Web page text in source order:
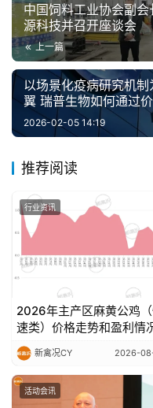
中国饲料工业协会副
源科技并召开座谈会
上一篇
以场景化疫病研究机
翼 瑞普生物如何通过
2026-02-05 14:19
推荐阅读
行业资讯
2026年主产区麻黄公鸡
速类）价格走势和盈利情
新禽况CY 2026-
活动会讯